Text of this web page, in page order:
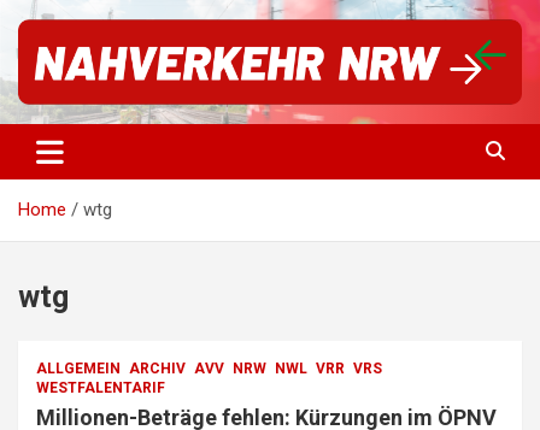
p
t
Nahverkehr NRW
Für einen starken Nahverkehr in NRW | #vorwärtsNRW
Home wtg
wtg
ALLGEMEIN ARCHIV AVV NRW NWL VRR VRS
WESTFALENTARIF
Millionen-Beträge fehlen: Kürzungen im ÖPNV